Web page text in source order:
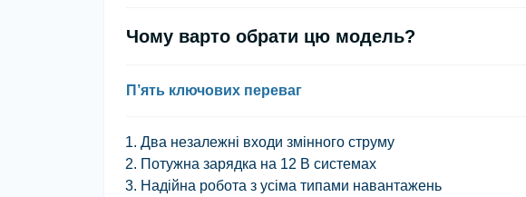
Чому варто обрати цю модель?
П’ять ключових переваг
Два незалежні входи змінного струму
Потужна зарядка на 12 В системах
Надійна робота з усіма типами навантажень